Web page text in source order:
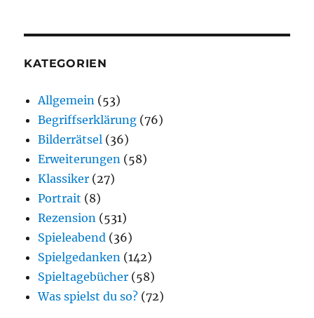
KATEGORIEN
Allgemein (53)
Begriffserklärung (76)
Bilderrätsel (36)
Erweiterungen (58)
Klassiker (27)
Portrait (8)
Rezension (531)
Spieleabend (36)
Spielgedanken (142)
Spieltagebücher (58)
Was spielst du so? (72)